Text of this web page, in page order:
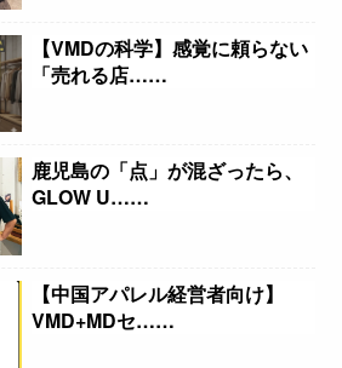
【VMDの科学】感覚に頼らない
「売れる店……
鹿児島の「点」が混ざったら、
GLOW U……
【中国アパレル経営者向け】
VMD+MDセ……